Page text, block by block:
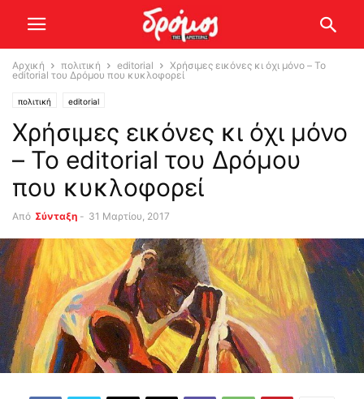
Αρχική πολιτική editorial
Χρήσιμες εικόνες κι όχι μόνο – To
editorial του Δρόμου που κυκλοφορεί
πολιτική editorial
Χρήσιμες εικόνες κι όχι μόνο
– To editorial του Δρόμου
που κυκλοφορεί
Από Σύνταξη - 31 Μαρτίου, 2017